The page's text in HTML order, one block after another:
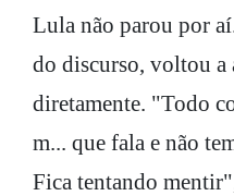
Lula não parou por
do discurso, voltou a
diretamente. "Todo
m... que fala e não
Fica tentando